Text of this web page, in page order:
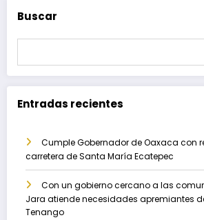
Buscar
Entradas recientes
Cumple Gobernador de Oaxaca con
carretera de Santa María Ecatepec
Con un gobierno cercano a las
Jara atiende necesidades apremiantes
Tenango